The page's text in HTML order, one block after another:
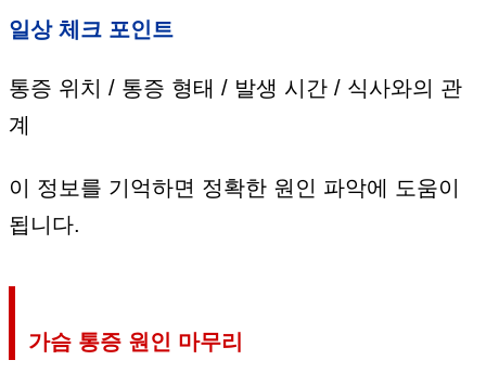
일상 체크 포인트
통증 위치 / 통증 형태 / 발생 시간 / 식사와의 관
계
이 정보를 기억하면 정확한 원인 파악에 도움이
됩니다.
가슴 통증 원인 마무리